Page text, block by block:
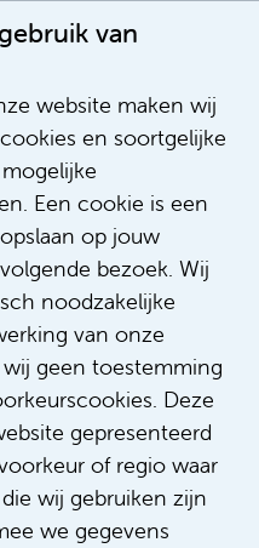
van
website maken wij
en soortgelijke
Een cookie is een
op jouw
bezoek. Wij
noodzakelijke
van onze
geen toestemming
Deze
gepresenteerd
of regio waar
wij gebruiken zijn
we gegevens